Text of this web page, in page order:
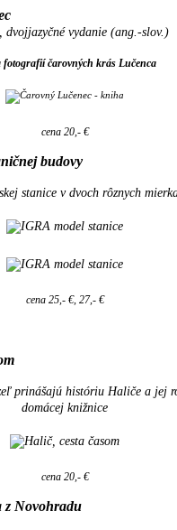
dvojjazyčné vydanie (ang.-slov.)
fotografií čarovných krás Lučenca
cena 20,- €
budovy
stanice v dvoch rôznych
cena 25,- €, 27,- €
prinášajú históriu Haliče a jej
domácej knižnice
cena 20,- €
z Novohradu